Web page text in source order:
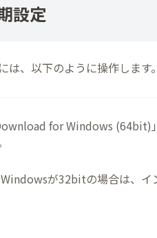
設定
、以下のように操作します。
for Windows (64bit)
が32bitの場合は、イ